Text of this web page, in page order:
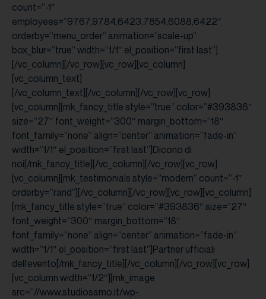
count=”-1″
employees=”9767,9784,6423,7854,6088,6422″
orderby=”menu_order” animation=”scale-up”
box_blur=”true” width=”1/1″ el_position=”first last”]
[/vc_column][/vc_row][vc_row][vc_column]
[vc_column_text]
[/vc_column_text][/vc_column][/vc_row][vc_row]
[vc_column][mk_fancy_title style=”true” color=”#393836″
size=”27″ font_weight=”300″ margin_bottom=”18″
font_family=”none” align=”center” animation=”fade-in”
width=”1/1″ el_position=”first last”]Dicono di
noi[/mk_fancy_title][/vc_column][/vc_row][vc_row]
[vc_column][mk_testimonials style=”modern” count=”-1″
orderby=”rand”][/vc_column][/vc_row][vc_row][vc_column]
[mk_fancy_title style=”true” color=”#393836″ size=”27″
font_weight=”300″ margin_bottom=”18″
font_family=”none” align=”center” animation=”fade-in”
width=”1/1″ el_position=”first last”]Partner ufficiali
dell’evento[/mk_fancy_title][/vc_column][/vc_row][vc_row]
[vc_column width=”1/2″][mk_image
src=”//www.studiosamo.it/wp-